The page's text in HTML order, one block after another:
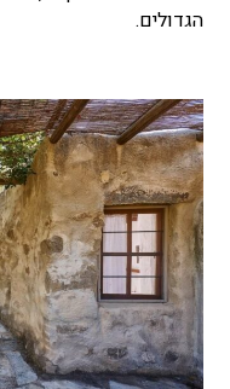
הגדולים.